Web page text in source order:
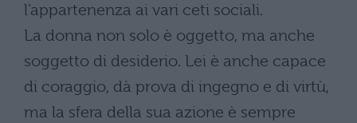
l’appartenenza ai vari ceti sociali.
La donna non solo è oggetto, ma anche
soggetto di desiderio. Lei è anche capace
di coraggio, dà prova di ingegno e di virtù,
ma la sfera della sua azione è sempre